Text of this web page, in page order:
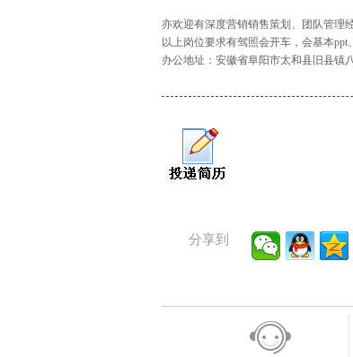
亦欢迎有深度营销销售策划、团队管理
以上岗位要求有驾照会开车，会基本ppt
办公地址：安徽省阜阳市太和县旧县镇
分享到